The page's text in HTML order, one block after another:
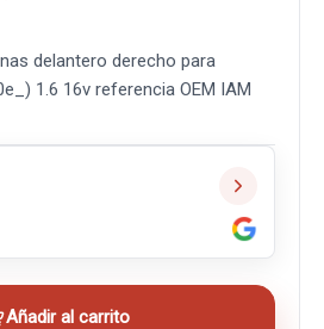
delantero derecho para
1.6 16v referencia OEM IAM
Añadir al carrito